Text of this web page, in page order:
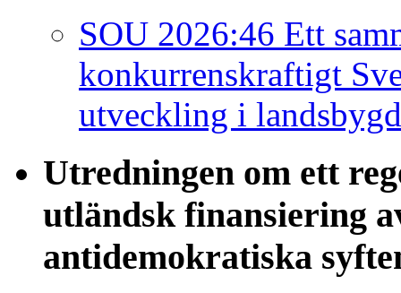
SOU 2026:46 Ett
konkurrenskraftigt
utveckling i
Utredningen om ett
utländsk finansiering
antidemokratiska